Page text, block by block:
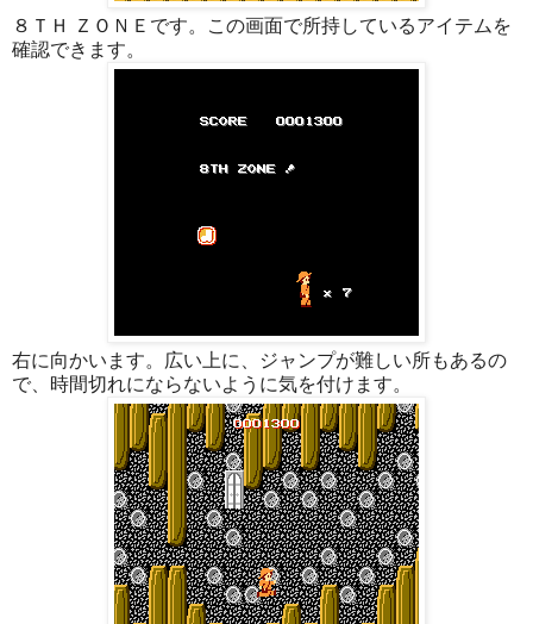
８ＴＨ ＺＯＮＥです。この画面で所持しているアイテムを
確認できます。
右に向かいます。広い上に、ジャンプが難しい所もあるの
で、時間切れにならないように気を付けます。